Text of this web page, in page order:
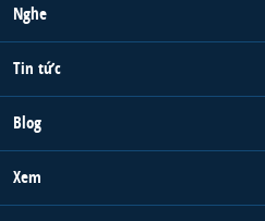
Nghe
Tin tức
Blog
Xem